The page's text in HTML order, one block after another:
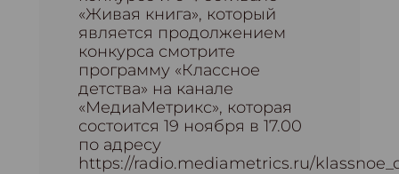
«Живая книга», который
является продолжением
конкурса смотрите
программу «Классное
детства» на канале
«МедиаМетрикс», которая
состоится 19 ноября в 17.00
по адресу
https://radio.mediametrics.ru/